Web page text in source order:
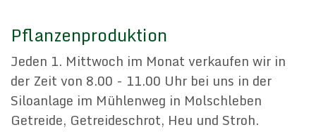
Pflanzenproduktion
Jeden 1. Mittwoch im Monat verkaufen wir in
der Zeit von 8.00 - 11.00 Uhr bei uns in der
Siloanlage im Mühlenweg in Molschleben
Getreide, Getreideschrot, Heu und Stroh.